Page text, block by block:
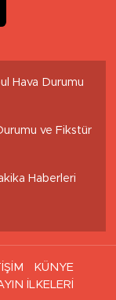
Hava Durumu
ve Fikstür
Haberleri
KÜNYE
İLKELERİ